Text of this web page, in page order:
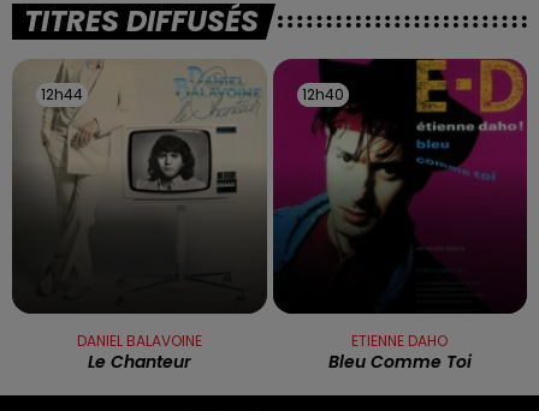
TITRES DIFFUSÉS
12h44
12h44
DANIEL BALAVOINE
Le Chanteur
12h40
12h40
ETIENNE DAHO
Bleu Comme Toi